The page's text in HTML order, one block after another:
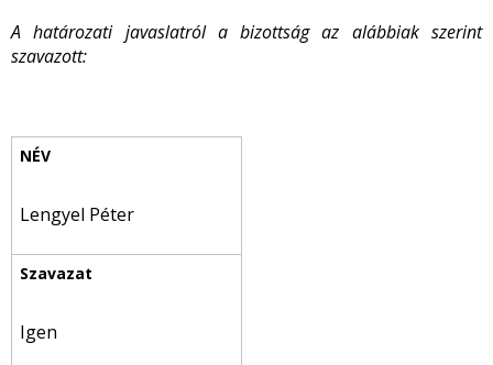
A határozati javaslatról a bizottság az alábbiak szerint
szavazott:
Lengyel Péter
Igen